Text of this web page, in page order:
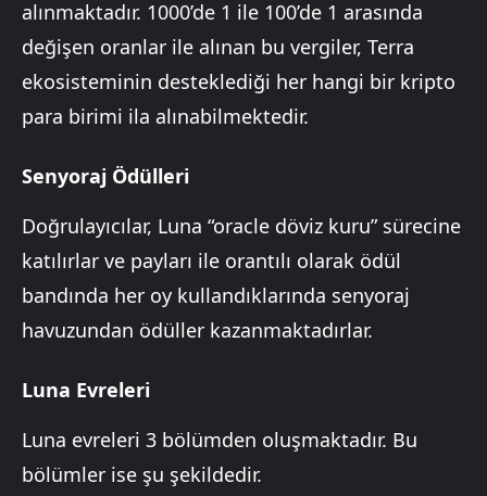
alınmaktadır. 1000’de 1 ile 100’de 1 arasında
değişen oranlar ile alınan bu vergiler, Terra
ekosisteminin desteklediği her hangi bir kripto
para birimi ila alınabilmektedir.
Senyoraj Ödülleri
Doğrulayıcılar, Luna “oracle döviz kuru” sürecine
katılırlar ve payları ile orantılı olarak ödül
bandında her oy kullandıklarında senyoraj
havuzundan ödüller kazanmaktadırlar.
Luna Evreleri
Luna evreleri 3 bölümden oluşmaktadır. Bu
bölümler ise şu şekildedir.